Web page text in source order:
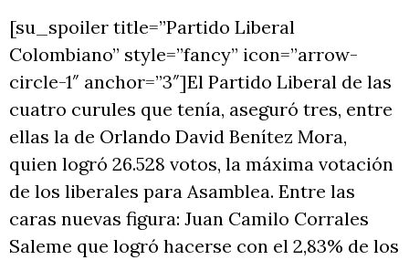
[su_spoiler title=”Partido Liberal
Colombiano” style=”fancy” icon=”arrow-
circle-1″ anchor=”3″]El Partido Liberal de las
cuatro curules que tenía, aseguró tres, entre
ellas la de Orlando David Benítez Mora,
quien logró 26.528 votos, la máxima votación
de los liberales para Asamblea. Entre las
caras nuevas figura: Juan Camilo Corrales
Saleme que logró hacerse con el 2,83% de los